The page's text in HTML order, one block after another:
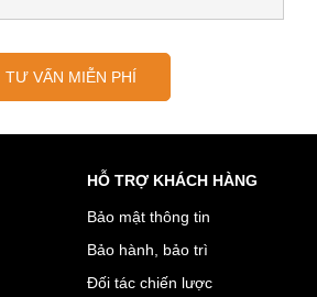
TƯ VẤN MIỄN PHÍ
HỖ TRỢ KHÁCH HÀNG
Bảo mật thông tin
Bảo hành, bảo trì
Đối tác chiến lược